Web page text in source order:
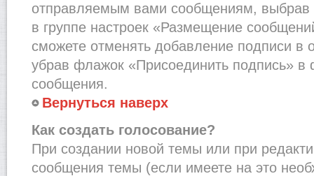
отправляемым вами сообщениям, выбрав
в группе настроек «Размещение
сможете отменять добавление подписи в
убрав флажок «Присоединить подпись» в
сообщения.
Вернуться наверх
Как создать голосование?
При создании новой темы или при
сообщения темы (если имеете на это